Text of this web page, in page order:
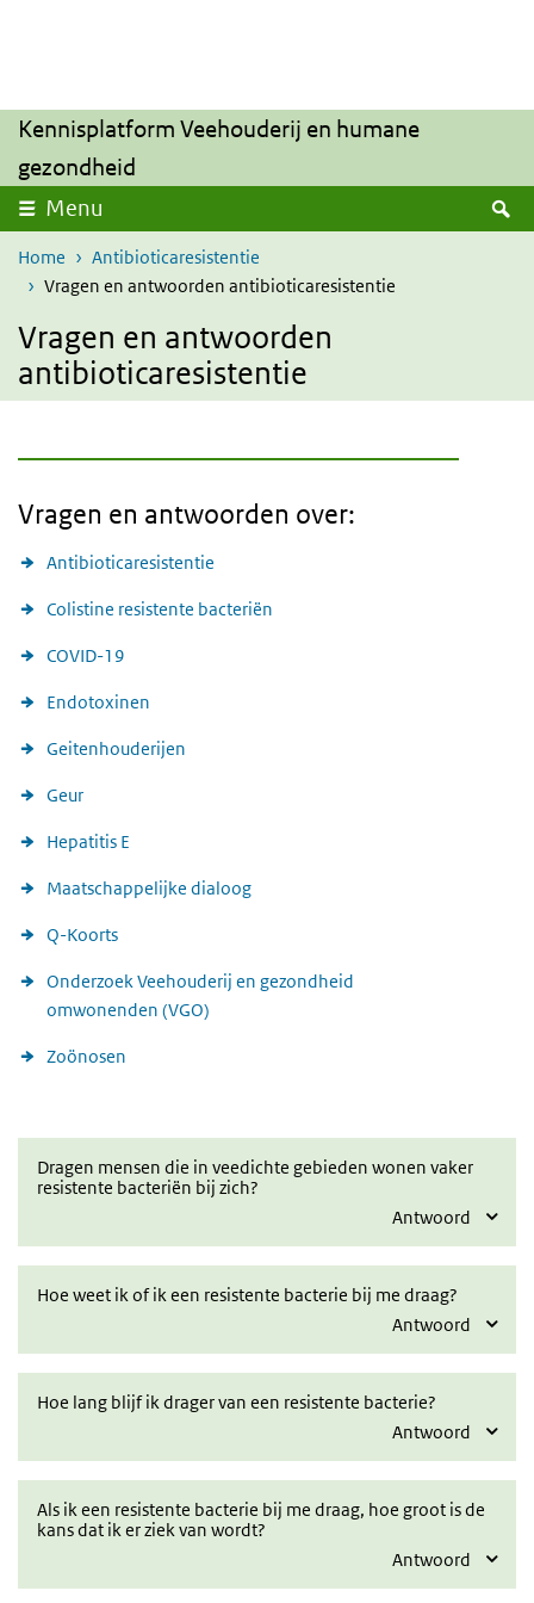
Kennisplatform Veehouderij en humane
gezondheid
Menu
Home
Antibioticaresistentie
Vragen en antwoorden antibioticaresistentie
Vragen en antwoorden
antibioticaresistentie
Dragen mensen die in veedichte gebieden wonen vaker
resistente bacteriën bij zich?
Antwoord
Hoe weet ik of ik een resistente bacterie bij me draag?
Antwoord
Hoe lang blijf ik drager van een resistente bacterie?
Antwoord
Als ik een resistente bacterie bij me draag, hoe groot is de
kans dat ik er ziek van wordt?
Antwoord
Vragen en antwoorden over:
Antibioticaresistentie
Colistine resistente bacteriën
COVID-19
Endotoxinen
Geitenhouderijen
Geur
Hepatitis E
Maatschappelijke dialoog
Q-Koorts
Onderzoek Veehouderij en gezondheid
omwonenden (VGO)
Zoönosen